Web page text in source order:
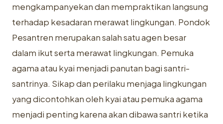
mengkampanyekan dan mempraktikan langsung
terhadap kesadaran merawat lingkungan. Pondok
Pesantren merupakan salah satu agen besar
dalam ikut serta merawat lingkungan. Pemuka
agama atau kyai menjadi panutan bagi santri-
santrinya. Sikap dan perilaku menjaga lingkungan
yang dicontohkan oleh kyai atau pemuka agama
menjadi penting karena akan dibawa santri ketika